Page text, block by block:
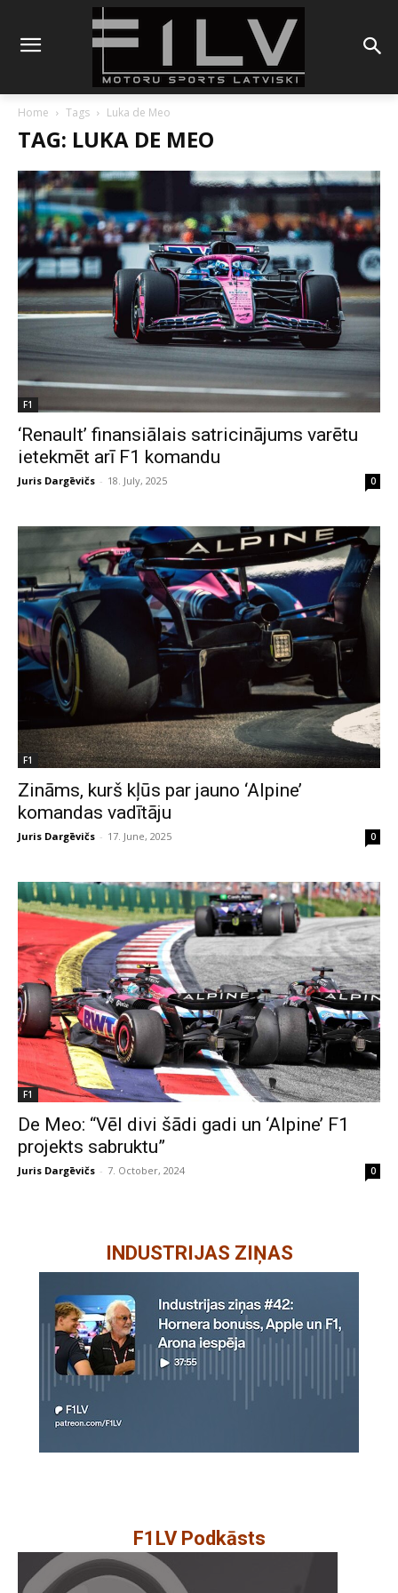
Home Tags Luka de Meo
TAG: LUKA DE MEO
F1
‘Renault’ finansiālais satricinājums varētu
ietekmēt arī F1 komandu
Juris Dargēvičs - 18. July, 2025 0
F1
Zināms, kurš kļūs par jauno ‘Alpine’
komandas vadītāju
Juris Dargēvičs - 17. June, 2025 0
F1
De Meo: “Vēl divi šādi gadi un ‘Alpine’ F1
projekts sabruktu”
Juris Dargēvičs - 7. October, 2024 0
INDUSTRIJAS ZIŅAS
F1LV Podkāsts